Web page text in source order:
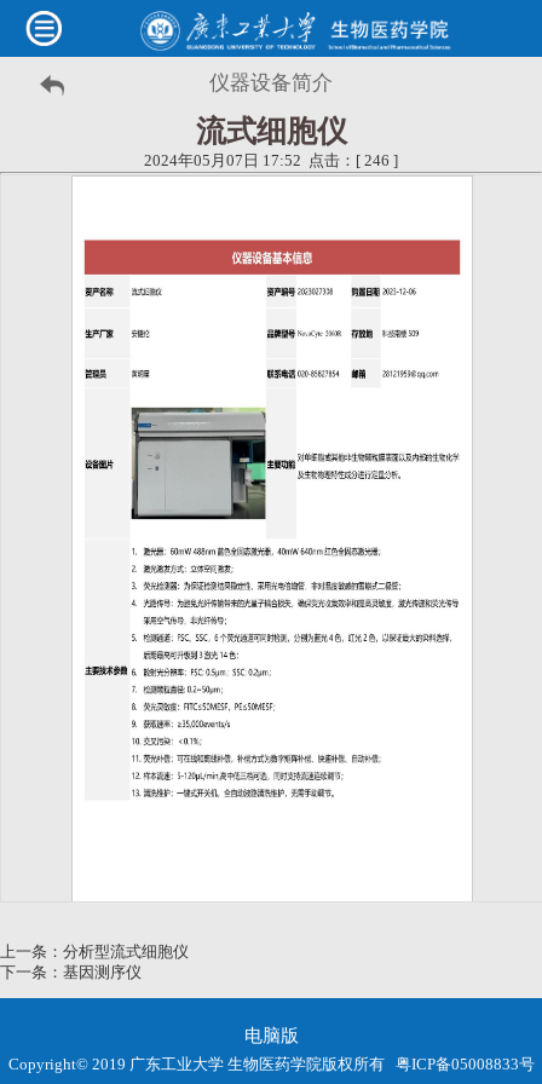
仪器设备简介
流式细胞仪
2024年05月07日 17:52 点击：[ 246 ]
上一条： 分析型流式细胞仪
下一条： 基因测序仪
电脑版
Copyright© 2019 广东工业大学 生物医药学院版权所有 粤ICP备05008833号